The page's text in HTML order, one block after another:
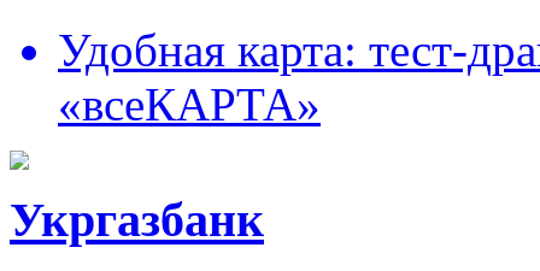
Удобная карта: тест-
«всеКАРТА»
Укргазбанк